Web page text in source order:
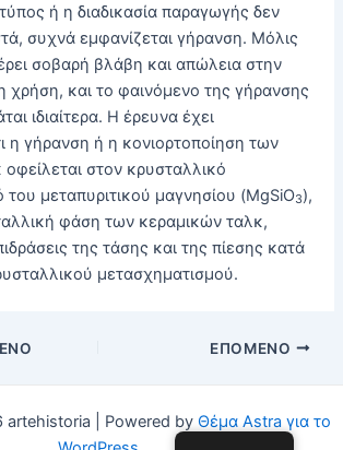
ή η διαδικασία παραγωγής δεν
συχνά εμφανίζεται γήρανση. Μόλις
σοβαρή βλάβη και απώλεια στην
χρήση, και το φαινόμενο της γήρανσης
ιδιαίτερα. Η έρευνα έχει
η γήρανση ή η κονιορτοποίηση των
στον κρυσταλλικό
του μεταπυριτικού μαγνησίου (MgSiO3),
φάση των κεραμικών ταλκ,
της τάσης και της πίεσης κατά
μετασχηματισμού.
ΕΠΌΜΕΝΟ
| Powered by Θέμα Astra για το